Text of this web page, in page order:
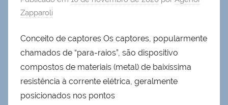
Zapparoli
Conceito de captores Os captores, popularmente
chamados de “para-raios”, são dispositivo
compostos de materiais (metal) de baixíssima
resistência à corrente elétrica, geralmente
posicionados nos pontos